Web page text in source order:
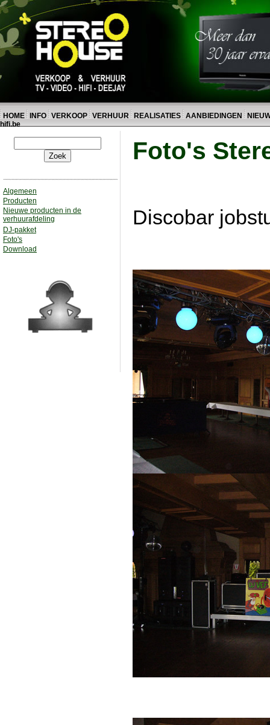
HOME INFO VERKOOP VERHUUR REALISATIES AANBIEDINGEN
hifi.be
Algemeen
Producten
Nieuwe producten in de
verhuurafdeling
DJ-pakket
Foto's
Download
Foto's
Discobar